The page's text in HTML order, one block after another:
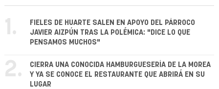
1.
FIELES DE HUARTE SALEN EN APOYO DEL PÁRROCO
JAVIER AIZPÚN TRAS LA POLÉMICA: "DICE LO QUE
PENSAMOS MUCHOS"
2.
CIERRA UNA CONOCIDA HAMBURGUESERÍA DE LA MOREA
Y YA SE CONOCE EL RESTAURANTE QUE ABRIRÁ EN SU
LUGAR